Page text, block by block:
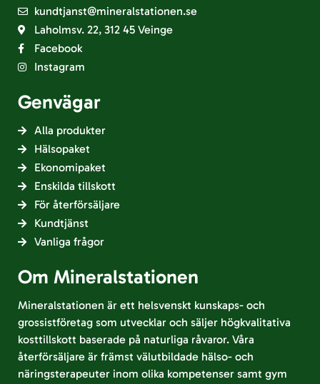
kundtjanst@mineralstationen.se
Laholmsv. 22, 312 45 Veinge
Facebook
Instagram
Genvägar
Alla produkter
Hälsopaket
Ekonomipaket
Enskilda tillskott
För återförsäljare
Kundtjänst
Vanliga frågor
Om Mineralstationen
Mineralstationen är ett helsvenskt kunskaps- och
grossistföretag som utvecklar och säljer högkvalitativa
kosttillskott baserade på naturliga råvaror. Våra
återförsäljare är främst välutbildade hälso- och
näringsterapeuter inom olika kompetenser samt gym